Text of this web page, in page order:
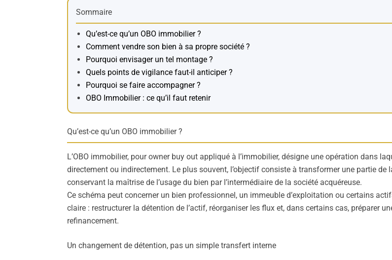
Sommaire
Qu’est-ce qu’un OBO immobilier ?
Comment vendre son bien à sa propre société ?
Pourquoi envisager un tel montage ?
Quels points de vigilance faut-il anticiper ?
Pourquoi se faire accompagner ?
OBO Immobilier : ce qu’il faut retenir
Qu’est-ce qu’un OBO immobilier ?
L’OBO immobilier, pour owner buy out appliqué à l’immobilier, désigne une opération dans
directement ou indirectement. Le plus souvent, l’objectif consiste à transformer une partie
conservant la maîtrise de l’usage du bien par l’intermédiaire de la société acquéreuse.
Ce schéma peut concerner un bien professionnel, un immeuble d’exploitation ou certains
claire : restructurer la détention de l’actif, réorganiser les flux et, dans certains cas, préparer
refinancement.
Un changement de détention, pas un simple transfert interne